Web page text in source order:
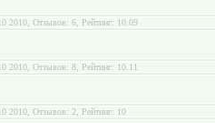
2010, Отзывов: 6, Рейтинг: 10.09
2010, Отзывов: 8, Рейтинг: 10.11
2010, Отзывов: 2, Рейтинг: 10